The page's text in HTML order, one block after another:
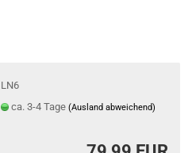
LN6
ca. 3-4 Tage (Ausland abweichend)